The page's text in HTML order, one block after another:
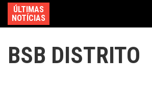
ÚLTIMAS
NOTÍCIAS
BSB DISTRITO